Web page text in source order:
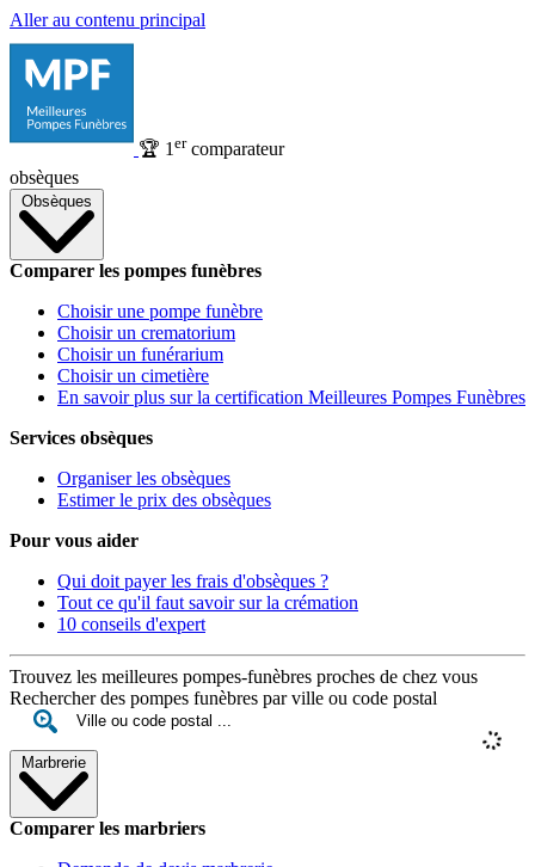
Aller au contenu principal
🏆 1 ercomparateur
obsèques
Obsèques
Comparer les pompes funèbres
Choisir une pompe funèbre
Choisir un crematorium
Choisir un funérarium
Choisir un cimetière
En savoir plus sur la certification Meilleures Pompes Funèbres
Services obsèques
Organiser les obsèques
Estimer le prix des obsèques
Pour vous aider
Qui doit payer les frais d'obsèques ?
Tout ce qu'il faut savoir sur la crémation
10 conseils d'expert
Trouvez les meilleures pompes-funèbres proches de chez vous
Rechercher des pompes funèbres par ville ou code postal
Marbrerie
Comparer les marbriers